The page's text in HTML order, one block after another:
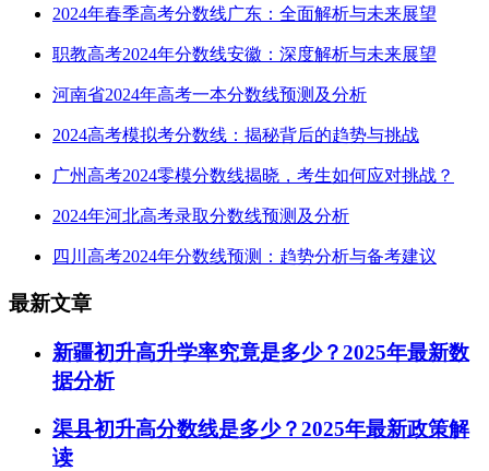
2024年春季高考分数线广东：全面解析与未来展望
职教高考2024年分数线安徽：深度解析与未来展望
河南省2024年高考一本分数线预测及分析
2024高考模拟考分数线：揭秘背后的趋势与挑战
广州高考2024零模分数线揭晓，考生如何应对挑战？
2024年河北高考录取分数线预测及分析
四川高考2024年分数线预测：趋势分析与备考建议
最新文章
新疆初升高升学率究竟是多少？2025年最新数
据分析
渠县初升高分数线是多少？2025年最新政策解
读